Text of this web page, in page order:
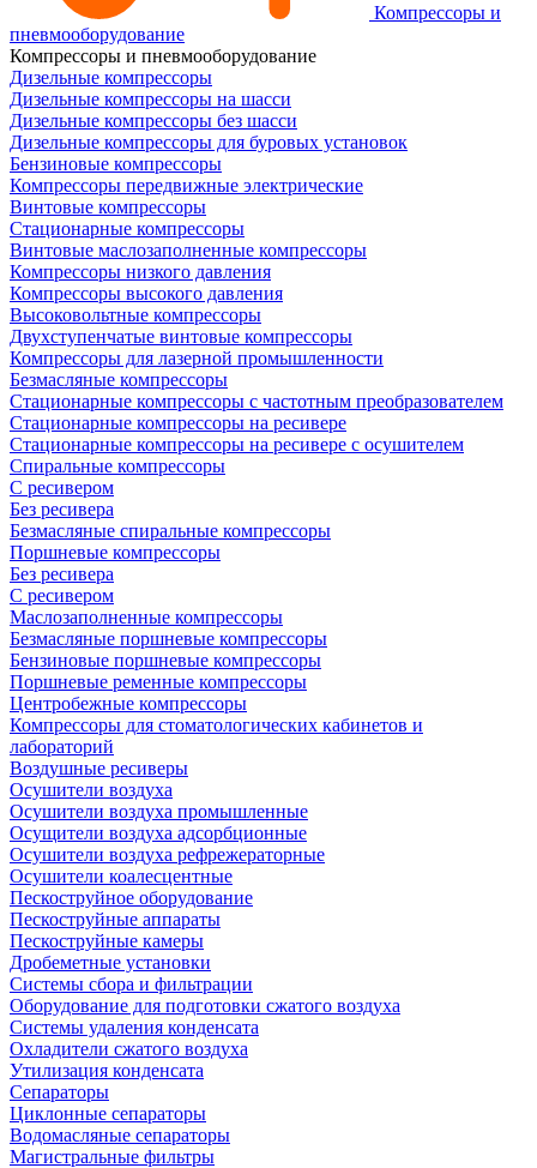
Компрессоры и
пневмооборудование
Компрессоры и пневмооборудование
Дизельные компрессоры
Дизельные компрессоры на шасси
Дизельные компрессоры без шасси
Дизельные компрессоры для буровых установок
Бензиновые компрессоры
Компрессоры передвижные электрические
Винтовые компрессоры
Стационарные компрессоры
Винтовые маслозаполненные компрессоры
Компрессоры низкого давления
Компрессоры высокого давления
Высоковольтные компрессоры
Двухступенчатые винтовые компрессоры
Компрессоры для лазерной промышленности
Безмасляные компрессоры
Стационарные компрессоры с частотным преобразователем
Стационарные компрессоры на ресивере
Стационарные компрессоры на ресивере с осушителем
Спиральные компрессоры
С ресивером
Без ресивера
Безмасляные спиральные компрессоры
Поршневые компрессоры
Без ресивера
С ресивером
Маслозаполненные компрессоры
Безмасляные поршневые компрессоры
Бензиновые поршневые компрессоры
Поршневые ременные компрессоры
Центробежные компрессоры
Компрессоры для стоматологических кабинетов и
лабораторий
Воздушные ресиверы
Осушители воздуха
Осушители воздуха промышленные
Осущители воздуха адсорбционные
Осушители воздуха рефрежераторные
Осушители коалесцентные
Пескоструйное оборудование
Пескоструйные аппараты
Пескоструйные камеры
Дробеметные установки
Системы сбора и фильтрации
Оборудование для подготовки сжатого воздуха
Системы удаления конденсата
Охладители сжатого воздуха
Утилизация конденсата
Сепараторы
Циклонные сепараторы
Водомасляные сепараторы
Магистральные фильтры